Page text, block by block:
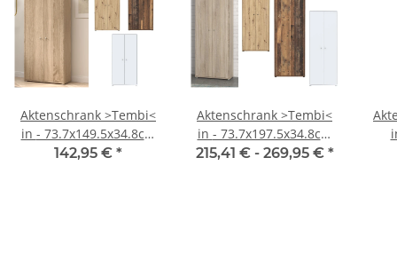
Aktenschrank >Tembi<
in - 73.7x149.5x34.8cm
(BxHxT)
142,95 € *
Aktenschrank >Tembi<
in - 73.7x197.5x34.8cm
(BxHxT)
215,41 € - 269,95 € *